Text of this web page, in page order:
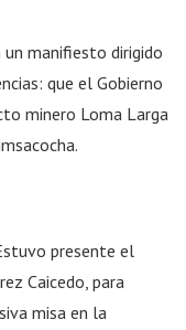
manifiesto dirigido
que el Gobierno
minero Loma Larga
presente el
Caicedo, para
misa en la